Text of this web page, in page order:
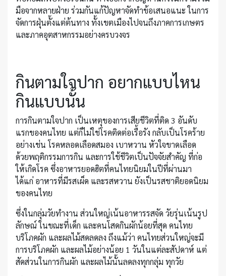
มือจากหลายฝ่าย ร่วมกันแก้ปัญหาจัดทำข้อเสนอแนะ ในการ
จัดการฝุ่นตั้งแต่ต้นทาง ทั้งเขตเมืองไปจนถึงภาคการเกษตร
และภาคอุตสาหกรรมอย่างครบวงจร
กินตามใจปาก อยากแบบไหน
กินแบบนั้น
การกินตามใจปาก เป็นเหตุของการเสียชีวิตที่ติด 3 อันดับ
แรกของคนไทย แต่ก็ไม่ใช่โรคติดต่อเรื้อรัง กลับเป็นโรคร้าย
อย่างเช่น โรคหลอดเลือดสมอง เบาหวาน หัวใจขาดเลือด
ด้วยพฤติกรรมการกิน และการใช้ชีวิตเป็นปัจจัยสำคัญ ที่ก่อ
ให้เกิดโรค ซึ่งอาหารยอดฮิตที่คนไทยนิยมในปีที่ผ่านมา
ได้แก่ อาหารที่มีรสเผ็ด และรสหวาน ยังเป็นรสชาติยอดนิยม
ของคนไทย
ซึ่งในกลุ่มวัยทำงาน ส่วนใหญ่เน้นอาหารรสจัด วัยรุ่นเน้นรูป
ลักษณ์ ในขณะที่เด็ก และคนโสดกินผักน้อยที่สุด คนไทย
บริโภคผัก และผลไม้สดลดลง ถึงแม้ว่า คนไทยส่วนใหญ่จะมี
การบริโภคผัก และผลไม้อย่างน้อย 1 วันในแต่ละสัปดาห์ แต่
สัดส่วนในการกินผัก และผลไม้นั้นลดลงทุกกลุ่ม ทุกวัย